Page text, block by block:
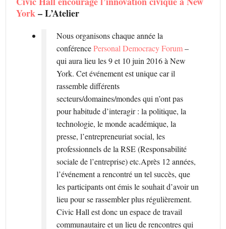
York– L’Atelier
Nous organisons chaque année la
conférencePersonal Democracy Forum–
qui aura lieu les 9 et 10 juin 2016 à New
York. Cet événement est unique car il
rassemble différents
secteurs/domaines/mondes qui n’ont pas
pour habitude d’interagir : la politique, la
technologie, le monde académique, la
presse, l’entrepreneuriat social, les
professionnels de la RSE (Responsabilité
sociale de l’entreprise) etc.Après 12 années,
l’événement a rencontré un tel succès, que
les participants ont émis le souhait d’avoir un
lieu pour se rassembler plus régulièrement.
Civic Hall est donc un espace de travail
communautaire et un lieu de rencontres qui